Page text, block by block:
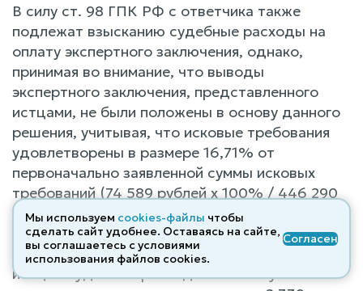
В силу ст. 98 ГПК РФ с ответчика также
подлежат взысканию судебные расходы на
оплату экспертного заключения, однако,
принимая во внимание, что выводы
экспертного заключения, представленного
истцами, не были положены в основу данного
решения, учитывая, что исковые требования
удовлетворены в размере 16,71% от
первоначально заявленной суммы исковых
требований (74 589 рублей х 100% / 446 290
рублей), суд взыскивает с ответчика Фонда
модернизации и развития ЖКХ муниципальных
образований Новосибирской области в пользу
истцов судебные расходы на оплату
Мы используем cookies-файлы чтобы
сделать сайт удобнее. Оставаясь на сайте,
вы соглашаетесь с условиями
использования файлов cооkies.
Согласен